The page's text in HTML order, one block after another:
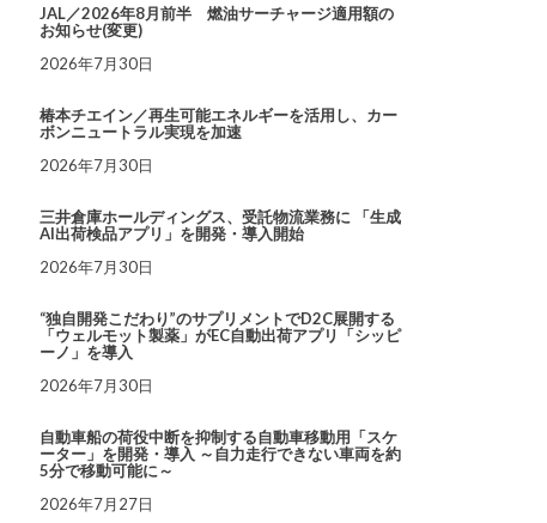
JAL／2026年8月前半 燃油サーチャージ適用額の
お知らせ(変更)
2026年7月30日
椿本チエイン／再生可能エネルギーを活用し、カー
ボンニュートラル実現を加速
2026年7月30日
三井倉庫ホールディングス、受託物流業務に 「生成
AI出荷検品アプリ」を開発・導入開始
2026年7月30日
“独自開発こだわり”のサプリメントでD2C展開する
「ウェルモット製薬」がEC自動出荷アプリ「シッピ
ーノ」を導入
2026年7月30日
自動車船の荷役中断を抑制する自動車移動用「スケ
ーター」を開発・導入 ～自力走行できない車両を約
5分で移動可能に～
2026年7月27日